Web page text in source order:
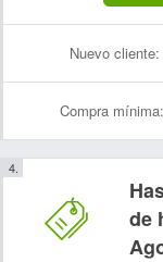
Nuevo cliente:
Compra mínima:
de